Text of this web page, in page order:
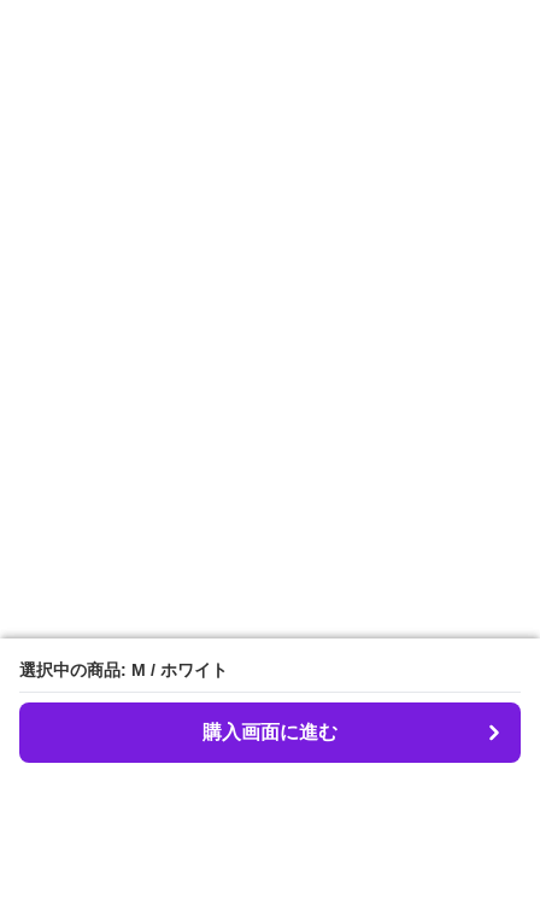
選択中の商品: M / ホワイト
購入画面に進む
選択中の商品: M / ホワイト
購入画面に進む